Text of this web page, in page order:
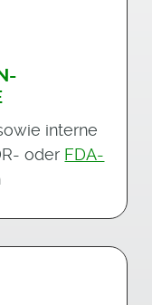
interne
oder FDA-